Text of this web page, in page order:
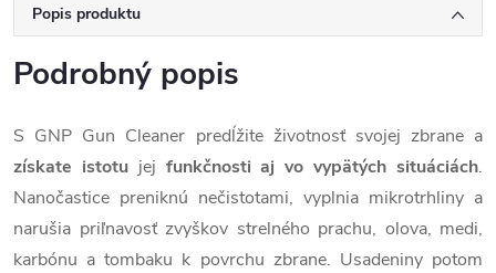
Popis produktu
Podrobný popis
S GNP Gun Cleaner predĺžite životnosť svojej zbrane a
získate istotujej funkčnosti aj vo vypätých situáciách.
Nanočastice preniknú nečistotami, vyplnia mikrotrhliny a
narušia priľnavosť zvyškov strelného prachu, olova, medi,
karbónu a tombaku k povrchu zbrane. Usadeniny potom